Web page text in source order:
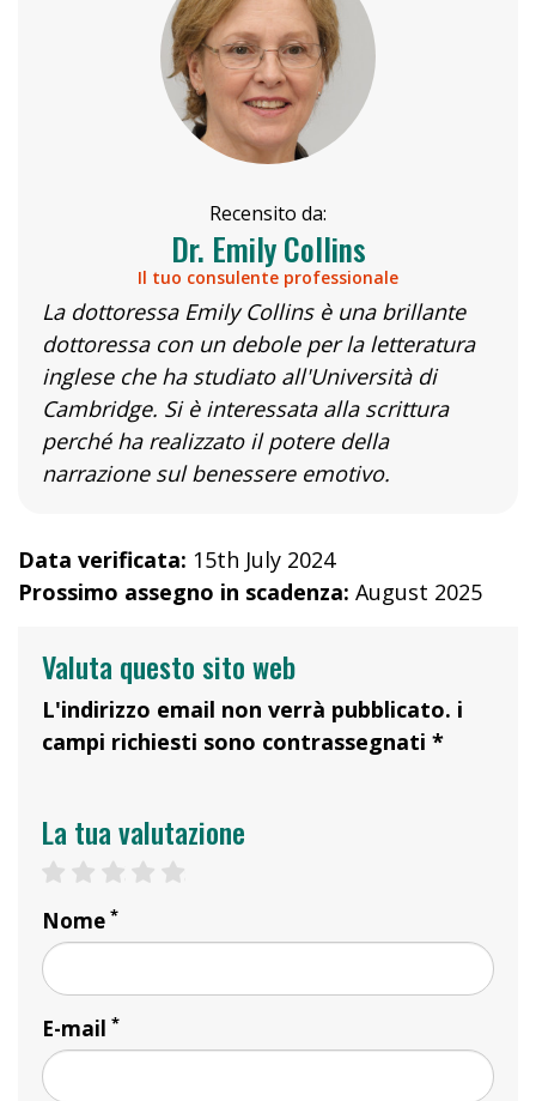
Recensito da:
Dr. Emily Collins
Il tuo consulente professionale
La dottoressa Emily Collins è una brillante
dottoressa con un debole per la letteratura
inglese che ha studiato all'Università di
Cambridge. Si è interessata alla scrittura
perché ha realizzato il potere della
narrazione sul benessere emotivo.
Data verificata: 15th July 2024
Prossimo assegno in scadenza: August 2025
Valuta questo sito web
L'indirizzo email non verrà pubblicato. i
campi richiesti sono contrassegnati *
La tua valutazione
4 stars
3 stars
2 stars
1 star
Nome *
E-mail *